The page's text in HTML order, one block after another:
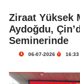
Ziraat Yüksek
Aydoğdu,
Seminerinde
06-07-2026 16:33